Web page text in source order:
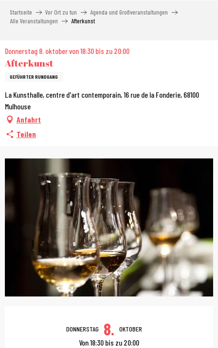
Startseite Vor Ort zu tun
Agenda und Großveranstaltungen
Alle Veranstaltungen
Afterkunst
Donnerstag 8. oktober von 18:30 bis zu 20:00
Afterkunst
GEFÜHRTER RUNDGANG
La Kunsthalle, centre d'art contemporain, 16 rue de la Fonderie, 68100
Mulhouse
Anfahrt
Teilen
Öffnungszeiten &
DONNERSTAG 8. OKTOBER
Von 18:30 bis zu 20:00